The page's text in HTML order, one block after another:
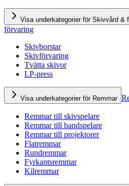
Visa underkategorier för Skivvård &
förvaring
Skivborstar
Skivförvaring
Tvätta skivor
LP-press
Visa underkategorier för Remmar
Remmar till skivspelare
Remmar till bandspelare
Remmar till projektorer
Flatremmar
Rundremmar
Fyrkantsremmar
Kilremmar